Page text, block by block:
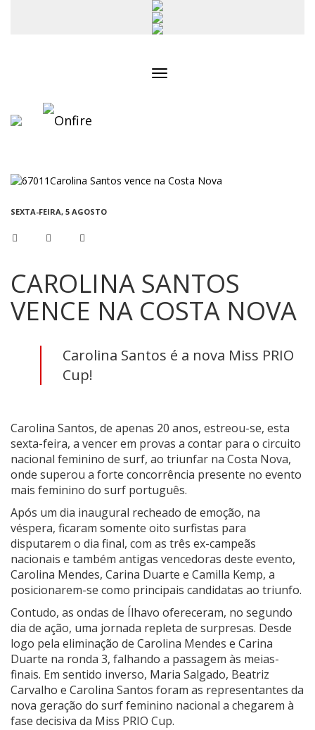
SEXTA-FEIRA, 5 AGOSTO
CAROLINA SANTOS
VENCE NA COSTA NOVA
Carolina Santos é a nova Miss PRIO
Cup!
Carolina Santos, de apenas 20 anos, estreou-se, esta
sexta-feira, a vencer em provas a contar para o circuito
nacional feminino de surf, ao triunfar na Costa Nova,
onde superou a forte concorrência presente no evento
mais feminino do surf português.
Após um dia inaugural recheado de emoção, na
véspera, ficaram somente oito surfistas para
disputarem o dia final, com as três ex-campeãs
nacionais e também antigas vencedoras deste evento,
Carolina Mendes, Carina Duarte e Camilla Kemp, a
posicionarem-se como principais candidatas ao triunfo.
Contudo, as ondas de Ílhavo ofereceram, no segundo
dia de ação, uma jornada repleta de surpresas. Desde
logo pela eliminação de Carolina Mendes e Carina
Duarte na ronda 3, falhando a passagem às meias-
finais. Em sentido inverso, Maria Salgado, Beatriz
Carvalho e Carolina Santos foram as representantes da
nova geração do surf feminino nacional a chegarem à
fase decisiva da Miss PRIO Cup.